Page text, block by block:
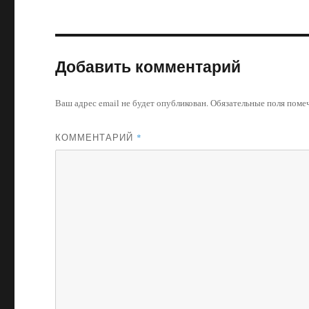
Добавить комментарий
Ваш адрес email не будет опубликован.Обязательные поля
КОММЕНТАРИЙ *